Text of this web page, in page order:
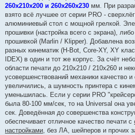
ч
т
а
н
о
с
о
б
щ
н
и
260х210х200 и 260х260х230 мм. При
взято всё лучшее от серии PRO -
алюминиевый стол с мощной грелкой.
прошивки (настройка всего с экрана),
прошивкой (Marlin / Klipper). Добавлена
разных кинематик (H-Bot, Core-XY, XY
IDEX) в один и тот же корпус. За счёт
области печати до 210х210 / 210х260 и
усовершенствований механики качество и
увеличились, а шумность принтера с
уменьшилась. Если у серии PRO
была 80-100 мм/сек, то на Universal она
сек. Доведённая до совершенства
обеспечивает отличное качество печати с
настройками, без ЛА, шейперов и прочих